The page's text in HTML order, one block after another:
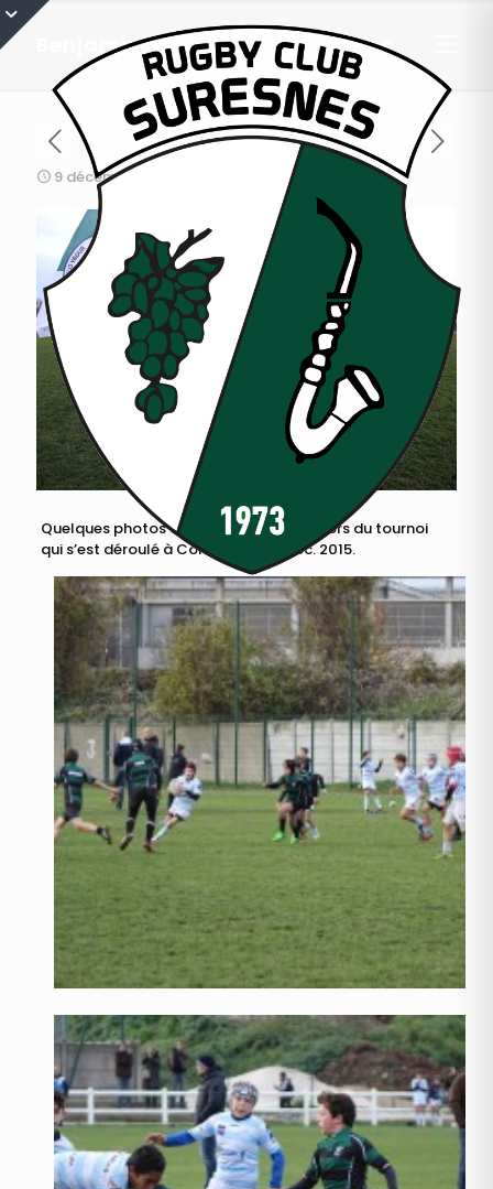
Benjamins : tournoi à Colombes
9 décembre 2015
Quelques photos des benjamins (M12) lors du tournoi
qui s’est déroulé à Colombes le 5 déc. 2015.